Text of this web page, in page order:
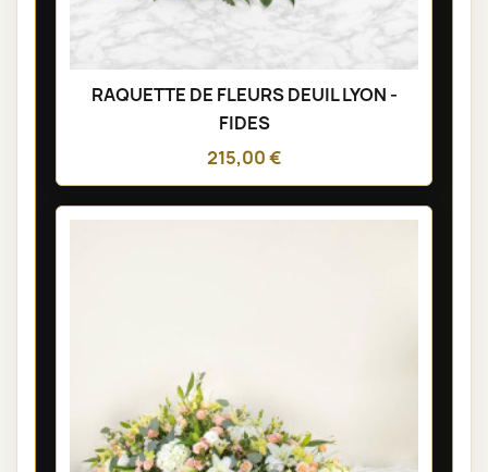
RAQUETTE DE FLEURS DEUIL LYON -
FIDES
215,00 €